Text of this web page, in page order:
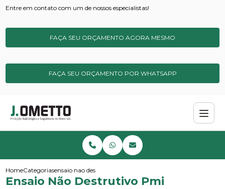
Entre em contato com um de nossos especialistas!
FAÇA SEU ORÇAMENTO AGORA MESMO
FAÇA SEU ORÇAMENTO POR WHATSAPP
HomeCategoriasensaio nao destrutivo pmi
Ensaio Não Destrutivo Pmi